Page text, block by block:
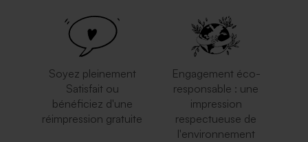
Soyez pleinement
Satisfait ou
bénéficiez d'une
réimpression gratuite
Engagement éco-
responsable : une
impression
respectueuse de
l'environnement